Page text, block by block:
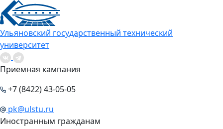
Ульяновский государственный технический
университет
Приемная кампания
+7 (8422) 43-05-05
pk@ulstu.ru
Иностранным гражданам